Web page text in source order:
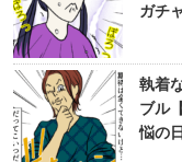
ガチ
執着
ブル
悩の